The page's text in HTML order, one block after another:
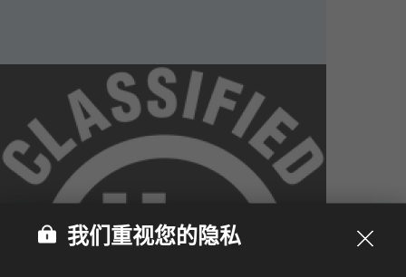
我们重视您的隐私